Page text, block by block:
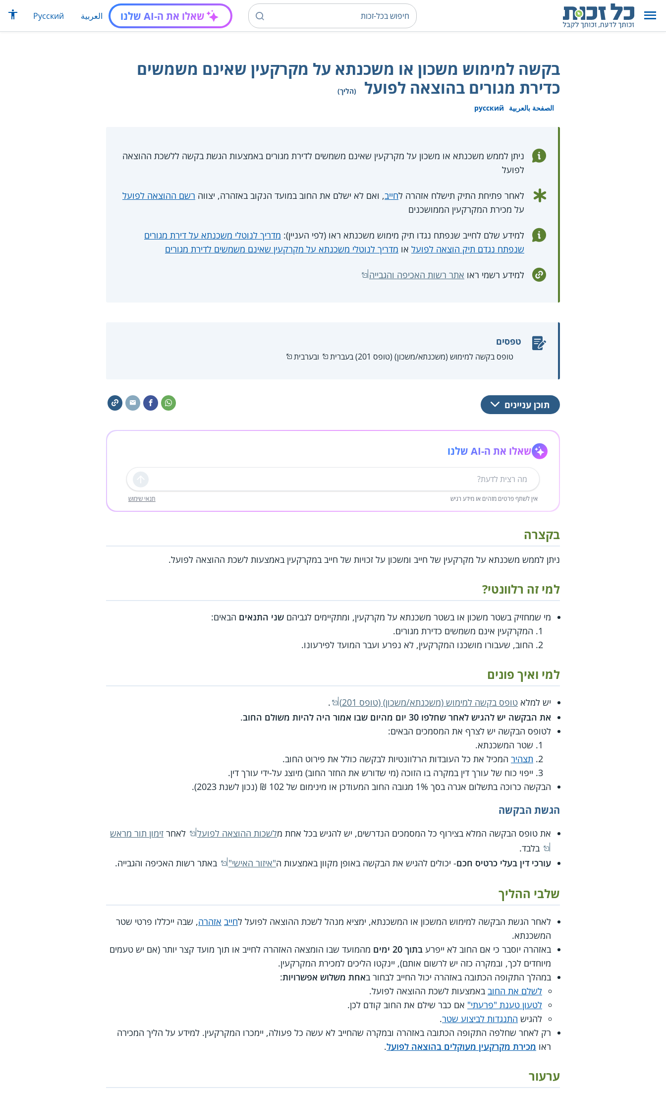
שאלו את ה-AI שלנו العربية Русский
בקשה למימוש משכון או משכנתא על מקרקעין שאינם משמשים
כדירת מגורים בהוצאה לפועל
(הליך)
الصفحة بالعربية
русский
ניתן לממש משכנתא או משכון על מקרקעין שאינם משמשים לדירת מגורים באמצעות הגשת בקשה ללשכת ההוצאה
לפועל
לאחר פתיחת התיק תישלח אזהרה לחייב, ואם לא ישלם את החוב במועד הנקוב באזהרה, יצווה רשם ההוצאה לפועל
על מכירת המקרקעין הממושכנים
למידע שלם לחייב שנפתח נגדו תיק מימוש משכנתא ראו (לפי העניין): מדריך לנוטלי משכנתא על דירת מגורים
שנפתח נגדם תיק הוצאה לפועל או מדריך לנוטלי משכנתא על מקרקעין שאינם משמשים לדירת מגורים
למידע רשמי ראו אתר רשות האכיפה והגבייה
טפסים
טופס בקשה למימוש (משכנתא/משכון) (טופס 201) ב עברית ובערבית
תוכן עניינים
שאלו את ה-AI שלנו
שליחה
אין לשתף פרטים מזהים או מידע רגיש תנאי שימוש
בקצרה
ניתן לממש משכנתא על מקרקעין של חייב ומשכון על זכויות של חייב במקרקעין באמצעות לשכת ההוצאה לפועל.
למי זה רלוונטי?
מי שמחזיק בשטר משכון או בשטר משכנתא על מקרקעין, ומתקיימים לגביהם שני התנאים הבאים:
המקרקעין אינם משמשים כדירת מגורים.
החוב, שעבורו מושכנו המקרקעין, לא נפרע ועבר המועד לפירעונו.
למי ואיך פונים
יש למלא טופס בקשה למימוש (משכנתא/משכון) (טופס 201)
.
את הבקשה יש להגיש לאחר שחלפו 30 יום מהיום שבו אמור היה להיות משולם החוב
.
לטופס הבקשה יש לצרף את המסמכים הבאים:
שטר המשכנתא.
תצהיר המכיל את כל העובדות הרלוונטיות לבקשה כולל את פירוט החוב.
ייפוי כוח של עורך דין במקרה בו הזוכה (מי שדורש את החזר החוב) מיוצג על-ידי עורך דין.
הבקשה כרוכה בתשלום אגרה בסך 1% מגובה החוב המעודכן או מינימום של 102 ₪ (נכון לשנת 2023).
הגשת הבקשה
את טופס הבקשה המלא בצירוף כל המסמכים הנדרשים, יש להגיש בכל אחת מלשכות ההוצאה לפועל לאחר זימון תור מראש
בלבד.
עורכי דין בעלי כרטיס חכם- יכולים להגיש את הבקשה באופן מקוון באמצעות ה"איזור האישי" באתר רשות האכיפה והגבייה.
שלבי ההליך
לאחר הגשת הבקשה למימוש המשכון או המשכנתא, ימציא מנהל לשכת ההוצאה לפועל לחייב אזהרה, שבה ייכללו פרטי שטר
המשכנתא.
באזהרה יוסבר כי אם החוב לא ייפרע בתוך 20 ימים
מהמועד שבו הומצאה האזהרה לחייב או תוך מועד קצר יותר (אם יש טעמים
מיוחדים לכך, ובמקרה כזה יש לרשום אותם), יינקטו הליכים למכירת המקרקעין.
במהלך התקופה הכתובה באזהרה יכול החייב לבחור באחת משלוש אפשרויות:
לשלם את החוב באמצעות לשכת ההוצאה לפועל.
לטעון טענת "פרעתי" אם כבר שילם את החוב קודם לכן.
להגיש התנגדות לביצוע שטר.
רק לאחר שחלפה התקופה הכתובה באזהרה ובמקרה שהחייב לא עשה כל פעולה, יימכרו המקרקעין. למידע על הליך המכירה
ראו מכירת מקרקעין מעוקלים בהוצאה לפועל.
ערעור